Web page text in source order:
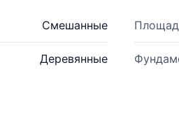
Смешанные
Деревянные